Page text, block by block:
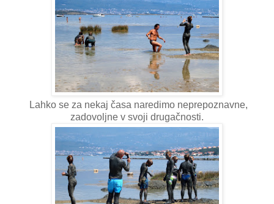
Lahko se za nekaj časa naredimo neprepoznavne,
zadovoljne v svoji drugačnosti.